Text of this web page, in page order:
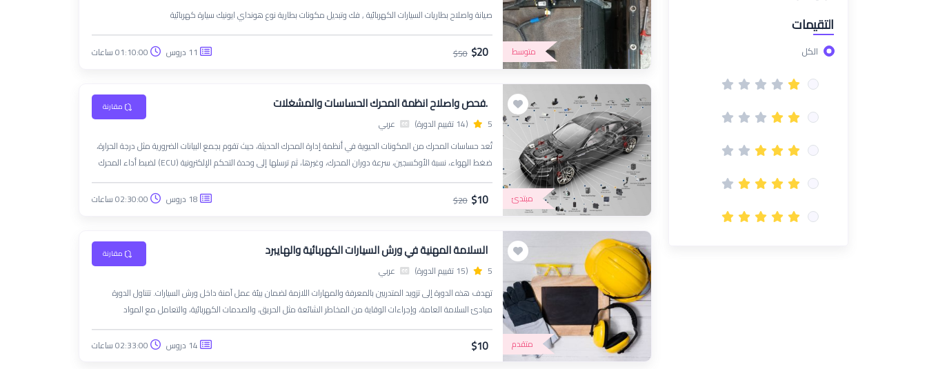
التقيمات
الكل متوسط
صيانة واصلاح بطاريات السيارات الكهربائية , فك وتبديل مكونات بطارية نوع هونداي ايونيك سيارة كهربائية
$20
$50
مبتدئ
.فحص واصلاح انظمة المحرك الحساسات والمشغلات مقارنة
5 (14 تقييم الدورة)
عربي
تُعد حساسات المحرك من المكونات الحيوية في أنظمة إدارة المحرك الحديثة، حيث تقوم بجمع البيانات الضرورية مثل درجة الحرارة،
ضغط الهواء، نسبة الأوكسجين، سرعة دوران المحرك، وغيرها، ثم ترسلها إلى وحدة التحكم الإلكترونية (ECU) لضبط أداء المحرك
وتحقيق أعلى كفاءة في استهلاك الوقود وتقليل الانبعاثات الضارة.
$10
$20
متقدم
السلامة المهنية في ورش السيارات الكهربائية والهايبرد مقارنة
5 (15 تقييم الدورة)
عربي
تهدف هذه الدورة إلى تزويد المتدربين بالمعرفة والمهارات اللازمة لضمان بيئة عمل آمنة داخل ورش السيارات. تتناول الدورة
مبادئ السلامة العامة، وإجراءات الوقاية من المخاطر الشائعة مثل الحريق، والصدمات الكهربائية، والتعامل مع المواد
الكيميائية والزيوت. كما تغطي أفضل الممارسات لاستخدام الأدوات والمعدات بشكل آمن، إضافة إلى الإسعافات الأولية
وإجراءات الطوارئ. في نهاية الدورة، سيكون المشاركون قادرين على تطبيق معايير السلامة المهنية للحفاظ على بيئة عمل خالية
$10